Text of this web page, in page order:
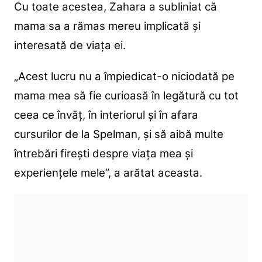
Cu toate acestea, Zahara a subliniat că
mama sa a rămas mereu implicată și
interesată de viața ei.
„Acest lucru nu a împiedicat-o niciodată pe
mama mea să fie curioasă în legătură cu tot
ceea ce învăț, în interiorul și în afara
cursurilor de la Spelman, și să aibă multe
întrebări firești despre viața mea și
experiențele mele”, a arătat aceasta.